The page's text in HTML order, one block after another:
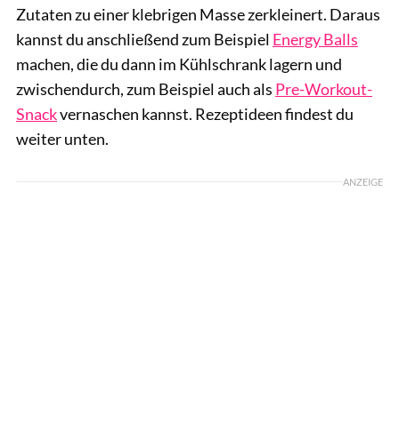
Zutaten zu einer klebrigen Masse zerkleinert. Daraus
kannst du anschließend zum Beispiel Energy Balls
machen, die du dann im Kühlschrank lagern und
zwischendurch, zum Beispiel auch als Pre-Workout-
Snackvernaschen kannst. Rezeptideen findest du
weiter unten.
ANZEIGE